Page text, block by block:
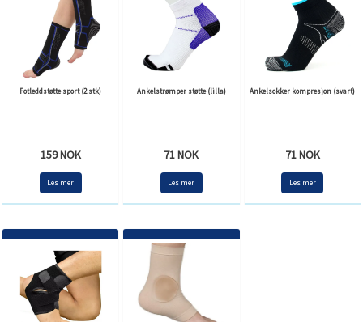
Fotleddstøtte sport (2 stk)
159 NOK
Les mer
Ankelstrømper støtte (lilla)
71 NOK
Les mer
Ankelsokker kompresjon (svart)
71 NOK
Les mer